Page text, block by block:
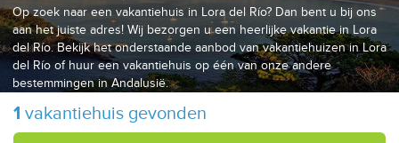
Op zoek naar een vakantiehuis in Lora del Río? Dan bent u bij ons
aan het juiste adres! Wij bezorgen u een heerlijke vakantie in Lora
del Río. Bekijk het onderstaande aanbod van vakantiehuizen in Lora
del Río of huur een vakantiehuis op één van onze andere
bestemmingen in Andalusië.
1 vakantiehuis gevonden